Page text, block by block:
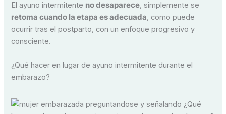
El ayuno intermitente no desaparece, simplemente se
retoma cuando la etapa es adecuada, como puede
ocurrir tras el postparto, con un enfoque progresivo y
consciente.
¿Qué hacer en lugar de ayuno intermitente durante el
embarazo?